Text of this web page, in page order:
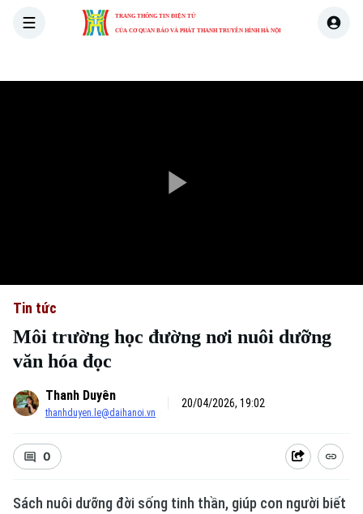
TRANG THÔNG TIN ĐIỆN TỬ
CỦA CƠ QUAN BÁO VÀ PHÁT THANH TRUYỀN HÌNH HÀ NỘI
Tin tức
Môi trường học đường nơi nuôi dưỡng
văn hóa đọc
Thanh Duyên
thanhduyen.le@daihanoi.vn
20/04/2026, 19:02
0
Sách nuôi dưỡng đời sống tinh thần, giúp con người biết